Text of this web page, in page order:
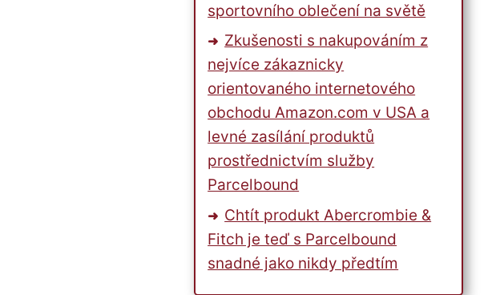
sportovního oblečení na světě
Zkušenosti s nakupováním z
nejvíce zákaznicky
orientovaného internetového
obchodu Amazon.com v USA a
levné zasílání produktů
prostřednictvím služby
Parcelbound
Chtít produkt Abercrombie &
Fitch je teď s Parcelbound
snadné jako nikdy předtím